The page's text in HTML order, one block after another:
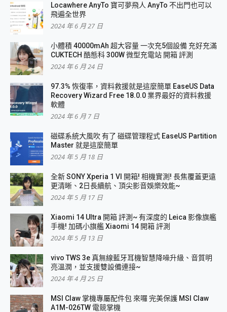
Locawhere AnyTo 寶可夢飛人 AnyTo 不出門也可以
飛遍全世界
2024 年 6 月 27 日
小體積 40000mAh 超大容量 一次充5個設備 充好充滿
CUKTECH 酷態科 300W 微型充電站 開箱 評測
2024 年 6 月 24 日
97.3% 恢復率，資料救援就是這麼簡單 EaseUS Data
Recovery Wizard Free 18.0.0 業界最好的資料救援
軟體
2024 年 6 月 7 日
磁碟系統大風吹 有了 磁碟管理程式 EaseUS Partition
Master 就是這麼簡單
2024 年 5 月 18 日
全新 SONY Xperia 1 VI 開箱! 相機實測! 長焦覆蓋更遠
更清晰、2日長續航、頂尖影音娛樂效能~
2024 年 5 月 17 日
Xiaomi 14 Ultra 開箱 評測~ 有深度的 Leica 影像旗艦
手機! 加碼小旗艦 Xiaomi 14 開箱 評測
2024 年 5 月 13 日
vivo TWS 3e 真無線藍牙耳機智慧降噪升級、音質明
亮溫潤，並支援雙設備連接~
2024 年 4 月 25 日
MSI Claw 掌機專屬配件包 來囉 完美保護 MSI Claw
A1M-026TW 電競掌機